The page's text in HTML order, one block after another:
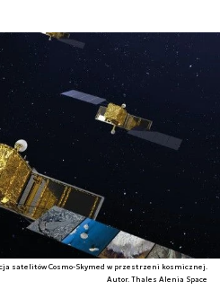
satelitów Cosmo-Skymed w przestrzeni kosmicznej.
Autor. Thales Alenia Space